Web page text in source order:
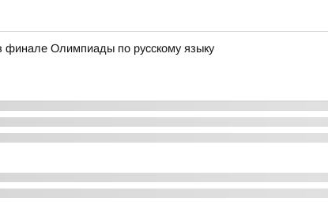
финале Олимпиады по русскому языку